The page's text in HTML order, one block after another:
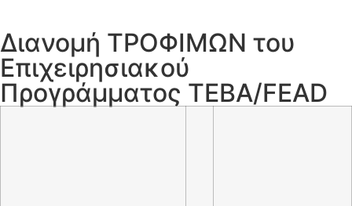
Διανομή ΤΡΟΦΙΜΩΝ του
Επιχειρησιακού
Προγράμματος ΤΕΒΑ/FEAD